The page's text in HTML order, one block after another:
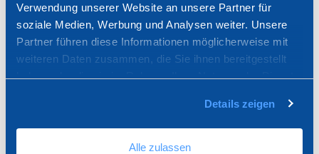
Verwendung unserer Website an unsere Partner für
soziale Medien, Werbung und Analysen weiter. Unsere
Partner führen diese Informationen möglicherweise mit
weiteren Daten zusammen, die Sie ihnen bereitgestellt
haben oder die sie im Rahmen Ihrer Nutzung der Dienste
Details zeigen
Alle zulassen
WIR SIND FÜR SIE DA
Wählen Sie den Kanal, den Sie bevorzugen, und
nehmen Sie Kontakt mit uns auf, wenn Sie eine
fachkundige Beratung wünschen oder Informationen
über unsere Produkte und Dienstleistungen
anfordern möchten.